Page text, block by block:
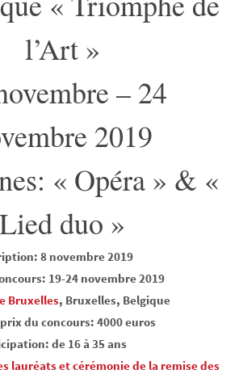
l’Art »
– 24
2019
« Opéra » & «
Lied duo »
8 novembre 2019
19-24 novembre 2019
Bruxelles, Bruxelles, Belgique
du concours: 4000 euros
de 16 à 35 ans
lauréats et cérémonie de la remise des